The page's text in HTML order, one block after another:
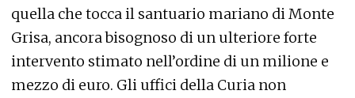
quella che tocca il santuario mariano di Monte
Grisa, ancora bisognoso di un ulteriore forte
intervento stimato nell’ordine di un milione e
mezzo di euro. Gli uffici della Curia non